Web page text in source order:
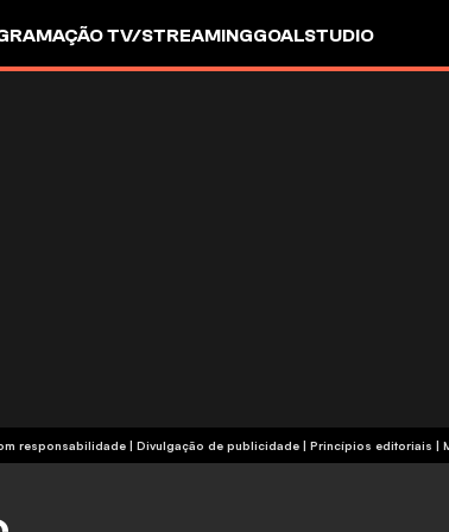
TV/STREAMINGGOALSTUDIO
com responsabilidade | Divulgação de publicidade | Princípios editoriais |